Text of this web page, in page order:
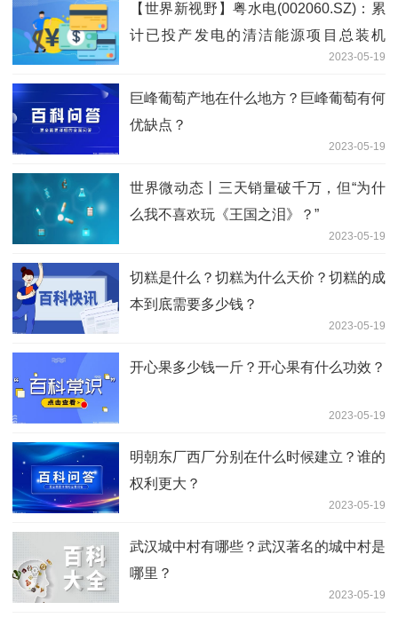
【世界新视野】粤水电(002060.SZ)：累
计已投产发电的清洁能源项目总装机
2023-05-19
巨峰葡萄产地在什么地方？巨峰葡萄有何
优缺点？
2023-05-19
世界微动态丨三天销量破千万，但“为什
么我不喜欢玩《王国之泪》？”
2023-05-19
切糕是什么？切糕为什么天价？切糕的成
本到底需要多少钱？
2023-05-19
开心果多少钱一斤？开心果有什么功效？
2023-05-19
明朝东厂西厂分别在什么时候建立？谁的
权利更大？
2023-05-19
武汉城中村有哪些？武汉著名的城中村是
哪里？
2023-05-19